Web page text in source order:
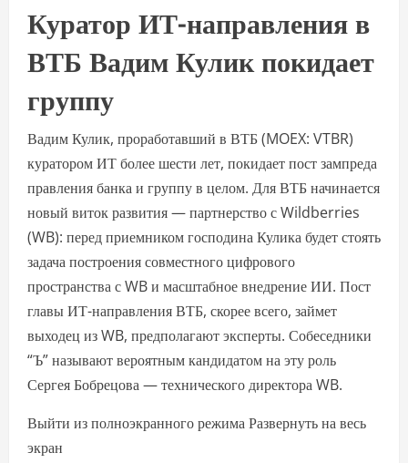
Куратор ИТ-направления в
ВТБ Вадим Кулик покидает
группу
Вадим Кулик, проработавший в ВТБ (MOEX: VTBR)
куратором ИТ более шести лет, покидает пост зампреда
правления банка и группу в целом. Для ВТБ начинается
новый виток развития — партнерство с Wildberries
(WB): перед приемником господина Кулика будет стоять
задача построения совместного цифрового
пространства с WB и масштабное внедрение ИИ. Пост
главы ИТ-направления ВТБ, скорее всего, займет
выходец из WB, предполагают эксперты. Собеседники
“Ъ” называют вероятным кандидатом на эту роль
Сергея Бобрецова — технического директора WB.
Выйти из полноэкранного режима Развернуть на весь
экран